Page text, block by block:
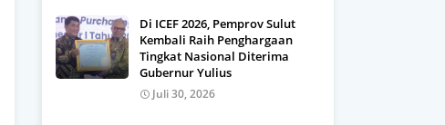
Di ICEF 2026, Pemprov Sulut
Kembali Raih Penghargaan
Tingkat Nasional Diterima
Gubernur Yulius
Juli 30, 2026